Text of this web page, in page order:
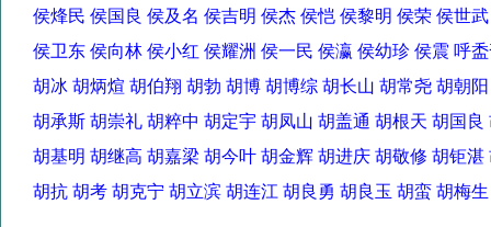
侯烽民 侯国良 侯及名 侯吉明 侯杰 侯恺 侯黎明 侯荣 侯世
侯卫东 侯向林 侯小红 侯耀洲 侯一民 侯瀛 侯幼珍 侯震 呼
胡冰 胡炳煊 胡伯翔 胡勃 胡博 胡博综 胡长山 胡常尧 胡朝
胡承斯 胡崇礼 胡粹中 胡定宇 胡凤山 胡盖通 胡根天 胡国
胡基明 胡继高 胡嘉梁 胡今叶 胡金辉 胡进庆 胡敬修 胡钜
胡抗 胡考 胡克宁 胡立滨 胡连江 胡良勇 胡良玉 胡蛮 胡梅